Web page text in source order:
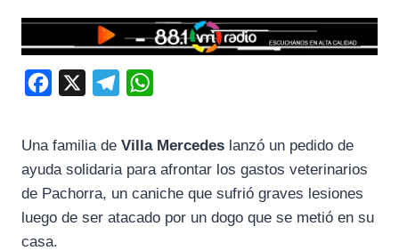
e
b
o
o
g
r
s
A
Una familia de Villa Mercedes lanzó un pedido de
ayuda solidaria para afrontar los gastos veterinarios
de Pachorra, un caniche que sufrió graves lesiones
luego de ser atacado por un dogo que se metió en su
casa.